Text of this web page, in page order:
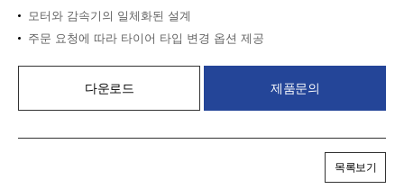
모터와 감속기의 일체화된 설계
주문 요청에 따라 타이어 타입 변경 옵션 제공
다운로드 제품문의
목록보기